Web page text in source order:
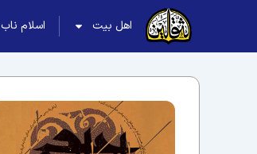
اهل بیت اسلام ناب